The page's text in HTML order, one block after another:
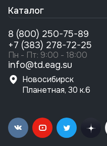
Каталог
8 (800) 250-75-89
+7 (383) 278-72-25
Пн - Пт: 9:00 - 18:00
info@td.eag.su
Новосибирск
Планетная, 30 к.6